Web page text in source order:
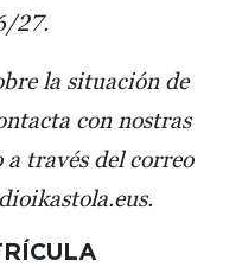
27.
la situación de
con nostras
través del correo